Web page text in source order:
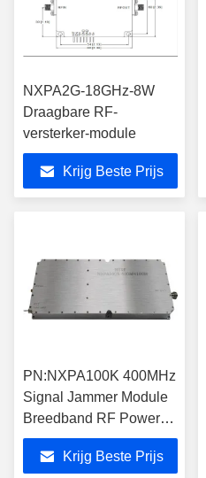
NXPA2G-18GHz-8W
Draagbare RF-
versterker-module
Krijg Beste Prijs
PN:NXPA100K 400MHz
Signal Jammer Module
Breedband RF Power
Amplifier Module
Krijg Beste Prijs